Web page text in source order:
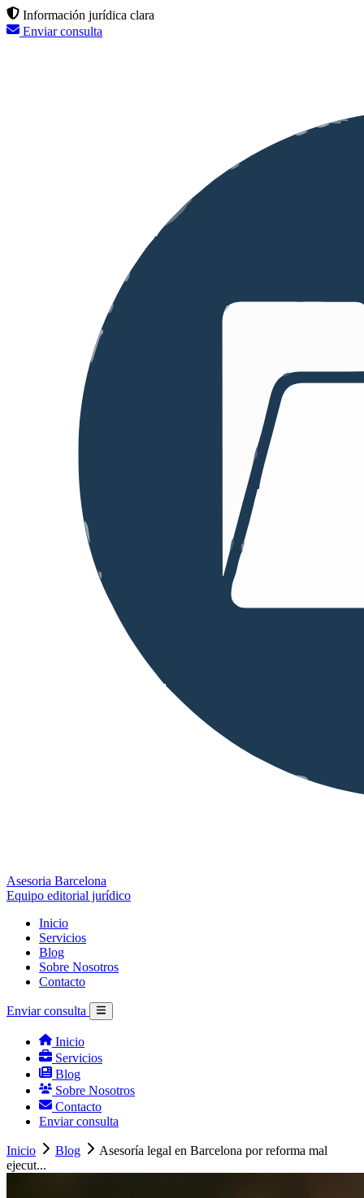
Información jurídica clara
Enviar consulta
Asesoria Barcelona
Equipo editorial jurídico
Inicio
Servicios
Blog
Sobre Nosotros
Contacto
Enviar consulta
Inicio
Servicios
Blog
Sobre Nosotros
Contacto
Enviar consulta
Inicio Blog
Asesoría legal en Barcelona por reforma mal
ejecut...